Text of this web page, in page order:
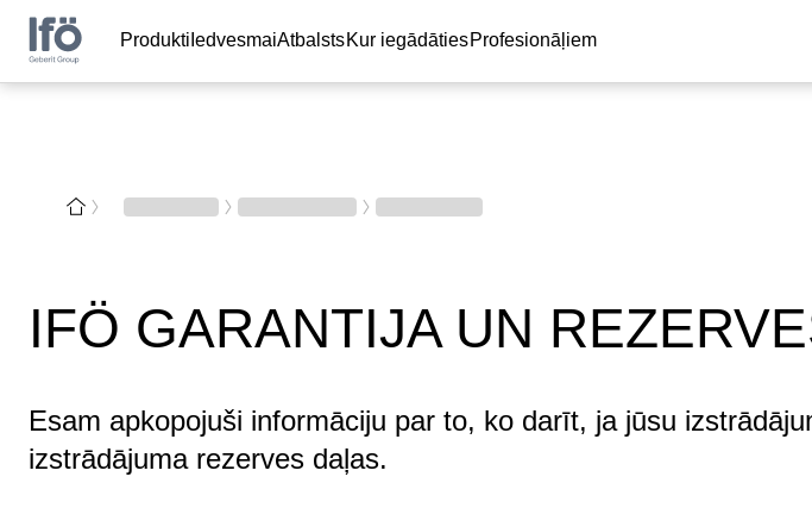
Produkti IedvesmaiAtbalstsKur iegādātiesProfesionāļiem
IFÖ GARANTIJA UN
Esam apkopojuši informāciju par to, ko darīt, ja jūsu
izstrādājuma rezerves daļas.